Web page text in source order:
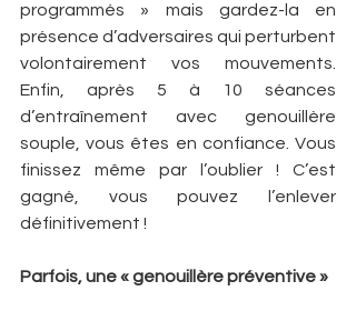
programmés » mais gardez-la en
présence d’adversaires qui perturbent
volontairement vos mouvements.
Enfin, après 5 à 10 séances
d’entraînement avec genouillère
souple, vous êtes en confiance. Vous
finissez même par l’oublier ! C’est
gagné, vous pouvez l’enlever
définitivement !
Parfois, une « genouillère préventive »